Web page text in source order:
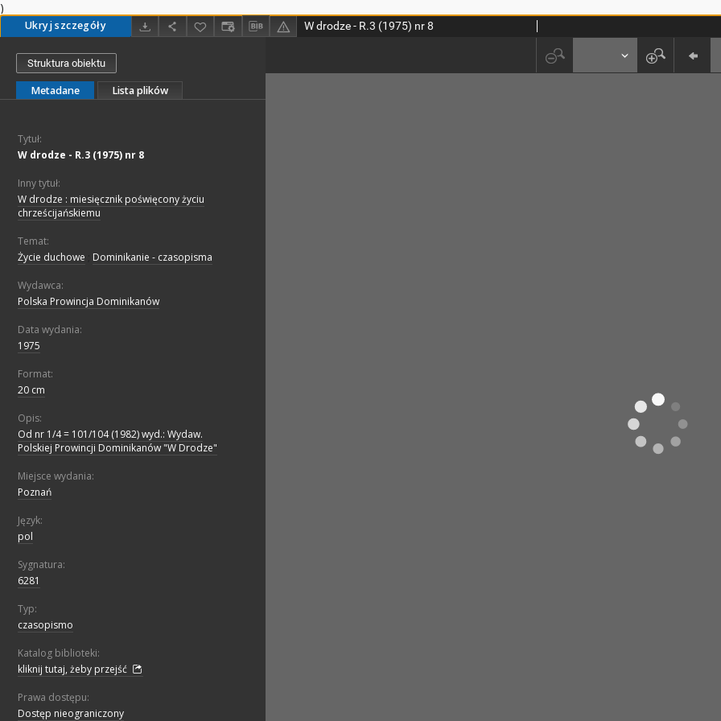
)
Ukryj szczegóły W drodze - R.3 (1975) nr 8
Struktura obiektu
Metadane Lista plików
Tytuł:
W drodze - R.3 (1975) nr 8
Inny tytuł:
W drodze : miesięcznik poświęcony życiu
chrześcijańskiemu
Temat:
Życie duchowe
Dominikanie - czasopisma
Wydawca:
Polska Prowincja Dominikanów
Data wydania:
1975
Format:
20 cm
Opis:
Od nr 1/4 = 101/104 (1982) wyd.: Wydaw.
Polskiej Prowincji Dominikanów "W Drodze"
Miejsce wydania:
Poznań
Język:
pol
Sygnatura:
6281
Typ:
czasopismo
Katalog biblioteki:
kliknij tutaj, żeby przejść
Prawa dostępu:
Dostęp nieograniczony